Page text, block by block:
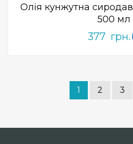
Олія кунжутна
500 мл
377 грн.
1 2 3